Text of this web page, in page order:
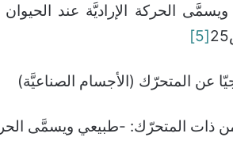
ويسمَّى الحركة الإراديَّة عند
[5]
عن المتحرّك (الأجسام الصناعيَّة)
المتحرّك: -طبيعي ويسمَّى الحركة